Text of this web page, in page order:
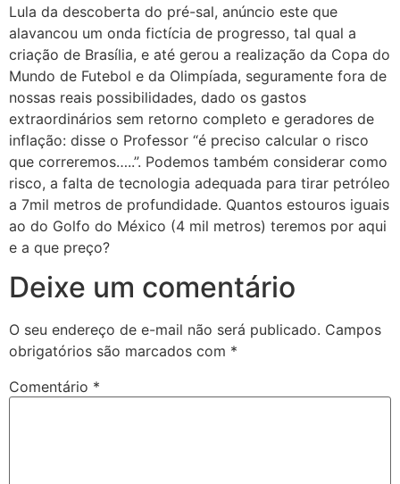
Lula da descoberta do pré-sal, anúncio este que
alavancou um onda fictícia de progresso, tal qual a
criação de Brasília, e até gerou a realização da Copa do
Mundo de Futebol e da Olimpíada, seguramente fora de
nossas reais possibilidades, dado os gastos
extraordinários sem retorno completo e geradores de
inflação: disse o Professor “é preciso calcular o risco
que correremos…..”. Podemos também considerar como
risco, a falta de tecnologia adequada para tirar petróleo
a 7mil metros de profundidade. Quantos estouros iguais
ao do Golfo do México (4 mil metros) teremos por aqui
e a que preço?
Deixe um comentário
O seu endereço de e-mail não será publicado. Campos
obrigatórios são marcados com *
Comentário *